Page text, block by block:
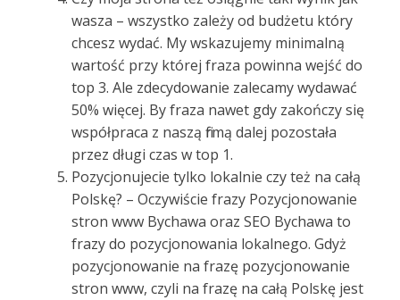
wasza – wszystko zależy od budżetu który
chcesz wydać. My wskazujemy minimalną
wartość przy której fraza powinna wejść do
top 3. Ale zdecydowanie zalecamy wydawać
50% więcej. By fraza nawet gdy zakończy się
współpraca z naszą firmą dalej pozostała
przez długi czas w top 1.
Pozycjonujecie tylko lokalnie czy też na całą
Polskę? – Oczywiście frazy Pozycjonowanie
stron www Bychawa oraz SEO Bychawa to
frazy do pozycjonowania lokalnego. Gdyż
pozycjonowanie na frazę pozycjonowanie
stron www, czyli na frazę na całą Polskę jest